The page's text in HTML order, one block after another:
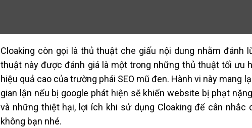
Cloaking còn gọi là thủ thuật che giấu nội dung nhằm đánh
thuật này được đánh giá là một trong những thủ thuật tối ưu
hiệu quả cao của trường phái SEO mũ đen. Hành vi này mang
gian lận nếu bị google phát hiện sẽ khiến website bị phạt
và những thiệt hại, lợi ích khi sử dụng Cloaking để cân
không bạn nhé.